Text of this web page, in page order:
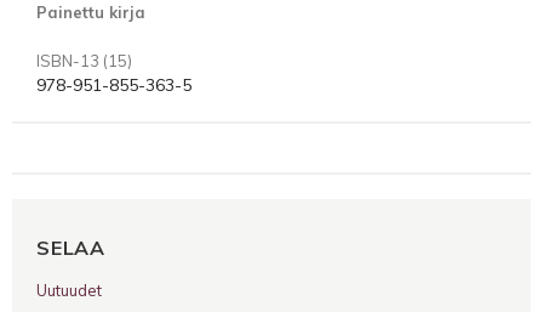
Painettu kirja
ISBN-13 (15)
978-951-855-363-5
SELAA
Uutuudet